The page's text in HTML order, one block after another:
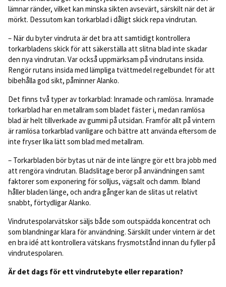
lämnar ränder, vilket kan minska sikten avsevärt, särskilt när det är
mörkt. Dessutom kan torkarblad i dåligt skick repa vindrutan.
– När du byter vindruta är det bra att samtidigt kontrollera
torkarbladens skick för att säkerställa att slitna blad inte skadar
den nya vindrutan. Var också uppmärksam på vindrutans insida.
Rengör rutans insida med lämpliga tvättmedel regelbundet för att
bibehålla god sikt, påminner Alanko.
Det finns två typer av torkarblad: Inramade och ramlösa. Inramade
torkarblad har en metallram som bladet fäster i, medan ramlösa
blad är helt tillverkade av gummi på utsidan. Framför allt på vintern
är ramlösa torkarblad vanligare och bättre att använda eftersom de
inte fryser lika lätt som blad med metallram.
– Torkarbladen bör bytas ut när de inte längre gör ett bra jobb med
att rengöra vindrutan. Bladslitage beror på användningen samt
faktorer som exponering för solljus, vägsalt och damm. Ibland
håller bladen länge, och andra gånger kan de slitas ut relativt
snabbt, förtydligar Alanko.
Vindrutespolarvätskor säljs både som outspädda koncentrat och
som blandningar klara för användning. Särskilt under vintern är det
en bra idé att kontrollera vätskans frysmotstånd innan du fyller på
vindrutespolaren.
Är det dags för ett vindrutebyte eller reparation?